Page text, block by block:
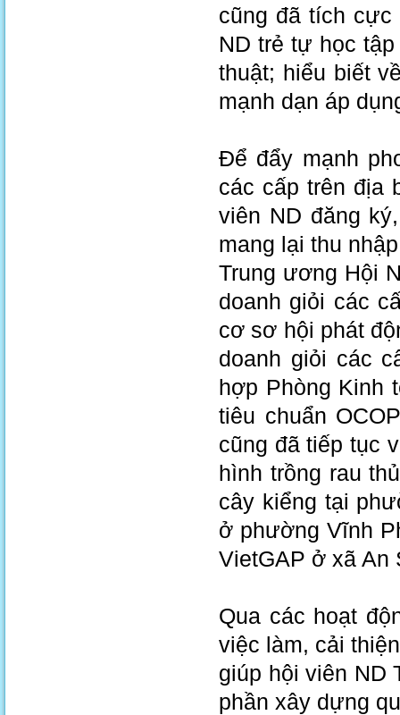
cũng đã tích cực
ND trẻ tự học
thuật; hiểu biết
mạnh dạn áp
Để đẩy mạnh
các cấp trên địa
viên ND đăng
mang lại thu
Trung ương Hội
doanh giỏi các
cơ sơ hội phát
doanh giỏi các
hợp Phòng Kinh
tiêu chuẩn
cũng đã tiếp tục
hình trồng rau
cây kiểng tại
ở phường Vĩnh
VietGAP ở xã
Qua các hoạt
việc làm, cải
giúp hội viên ND
phần xây dựng